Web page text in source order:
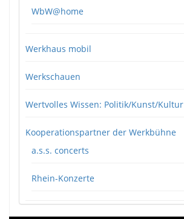
WbW@home
Werkhaus mobil
Werkschauen
Wertvolles Wissen: Politik/Kunst/Kultur
Kooperationspartner der Werkbühne
a.s.s. concerts
Rhein-Konzerte